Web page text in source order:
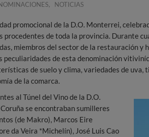
, NOTICIAS
promocional de la D.O. Monterrei,
procedentes de toda la provincia. Durante
miembros del sector de la restauración
peculiaridades de esta denominación
de suelo y clima, variedades de
de la comarca.
al Túnel del Vino de la D.O.
se encontraban sumilleres
(de Makro), Marcos Eire
da Veira *Michelín), José Luis Cao